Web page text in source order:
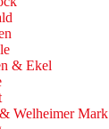
& Ekel
Welheimer Mark